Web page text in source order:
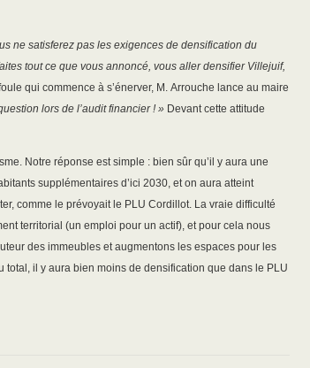
ne satisferez pas les exigences de densification du
tout ce que vous annoncé, vous aller densifier Villejuif,
qui commence à s’énerver, M. Arrouche lance au maire
lors de l’audit financier ! » Devant cette attitude
Notre réponse est simple : bien sûr qu’il y aura une
supplémentaires d’ici 2030, et on aura atteint
comme le prévoyait le PLU Cordillot. La vraie difficulté
territorial (un emploi pour un actif), et pour cela nous
des immeubles et augmentons les espaces pour les
total, il y aura bien moins de densification que dans le PLU